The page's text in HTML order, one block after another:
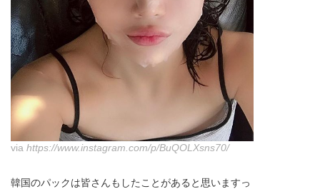
via https://www.instagram.com/p/BuQOLXsns70/
韓国のパックは皆さんもしたことがあると思いますっ